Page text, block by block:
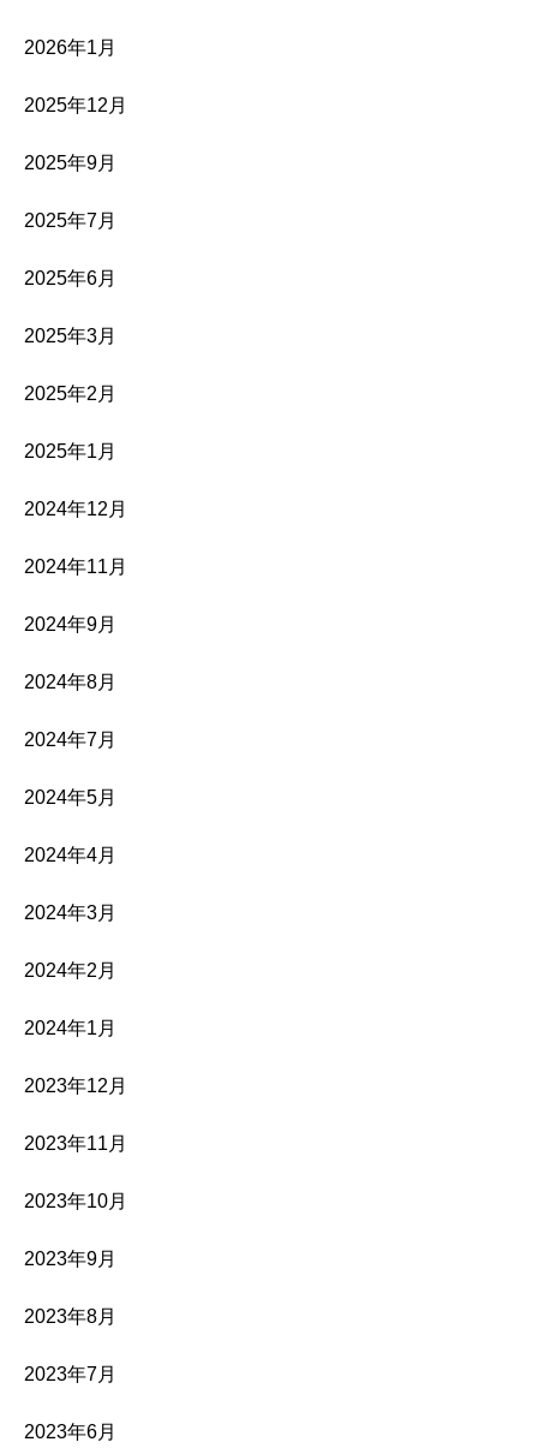
2026年1月
2025年12月
2025年9月
2025年7月
2025年6月
2025年3月
2025年2月
2025年1月
2024年12月
2024年11月
2024年9月
2024年8月
2024年7月
2024年5月
2024年4月
2024年3月
2024年2月
2024年1月
2023年12月
2023年11月
2023年10月
2023年9月
2023年8月
2023年7月
2023年6月